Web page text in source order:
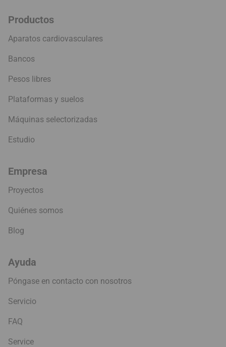
Productos
Aparatos cardiovasculares
Bancos
Pesos libres
Plataformas y suelos
Máquinas selectorizadas
Estudio
Empresa
Proyectos
Quiénes somos
Blog
Ayuda
Póngase en contacto con nosotros
Servicio
FAQ
Service